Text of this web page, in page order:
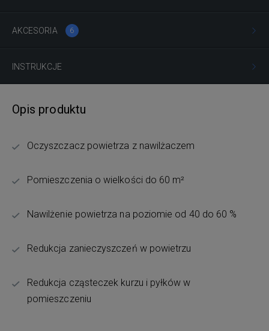
AKCESORIA 6
INSTRUKCJE
Opis produktu
Oczyszczacz powietrza z nawilżaczem
Pomieszczenia o wielkości do 60 m²
Nawilżenie powietrza na poziomie od 40 do 60 %
Redukcja zanieczyszczeń w powietrzu
Redukcja cząsteczek kurzu i pyłków w
pomieszczeniu